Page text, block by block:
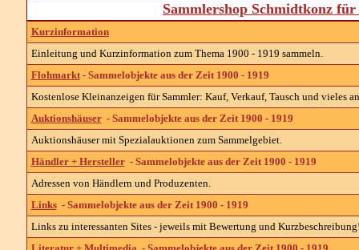
Sammlershop Schmidtkonz
Kurzinformation
Einleitung und Kurzinformation zum Thema 1900 - 1919 sammeln.
Flohmarkt- Sammelobjekte aus der Zeit 1900 - 1919
Kostenlose Kleinanzeigen für Sammler: Kauf, Verkauf, Tausch und vieles
Auktionshäuser- Sammelobjekte aus der Zeit 1900 - 1919
Auktionshäuser mit Spezialauktionen zum Sammelgebiet.
Händler + Hersteller- Sammelobjekte aus der Zeit 1900 - 1919
Adressen von Händlern und Produzenten.
Links- Sammelobjekte aus der Zeit 1900 - 1919
Links zu interessanten Sites - jeweils mit Bewertung und